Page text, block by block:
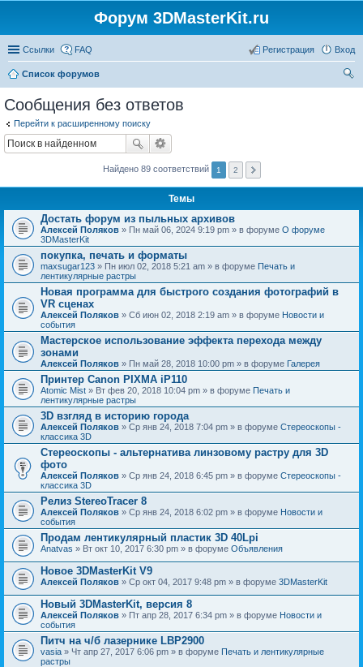
Форум 3DMasterKit.ru
Ссылки FAQ Вход
Регистрация
Список форумов
Сообщения без ответов
Перейти к расширенному поиску
Найдено 89 соответствий 1 2
Темы
Достать форум из пыльных архивов
Алексей Поляков » Пн май 06, 2024 9:19 pm » в форуме О форуме
3DMasterKit
покупка, печать и форматы
maxsugar123 » Пн июл 02, 2018 5:21 am » в форуме Печать и
лентикулярные растры
Новая программа для быстрого создания фотографий в
VR сценах
Алексей Поляков » Сб июн 02, 2018 2:19 am » в форуме Новости и
события
Мастерское использование эффекта перехода между
зонами
Алексей Поляков » Пн май 28, 2018 10:00 pm » в форуме Галерея
Принтер Canon PIXMA iP110
Atomic Mist » Вт фев 20, 2018 10:04 pm » в форуме Печать и
лентикулярные растры
3D взгляд в историю города
Алексей Поляков » Ср янв 24, 2018 7:04 pm » в форуме Стереоскопы -
классика 3D
Стереоскопы - альтернатива линзовому растру для 3D
фото
Алексей Поляков » Ср янв 24, 2018 6:45 pm » в форуме Стереоскопы -
классика 3D
Релиз StereoTracer 8
Алексей Поляков » Ср янв 24, 2018 6:02 pm » в форуме Новости и
события
Продам лентикулярный пластик 3D 40Lpi
Anatvas » Вт окт 10, 2017 6:30 pm » в форуме Объявления
Новое 3DMasterKit V9
Алексей Поляков » Ср окт 04, 2017 9:48 pm » в форуме 3DMasterKit
Новый 3DMasterKit, версия 8
Алексей Поляков » Пт апр 28, 2017 6:34 pm » в форуме Новости и
события
Питч на ч/б лазернике LBP2900
vasia » Чт апр 27, 2017 6:06 pm » в форуме Печать и лентикулярные
растры